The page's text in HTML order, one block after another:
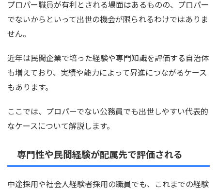
プロパー職員が有利とされる場面はあるものの、プロパー
でないからといって出世の機会が限られるわけではありま
せん。
近年は民間企業で培った経験や専門知識を評価する自治体
も増えており、実績や能力によって昇進につながるケース
もあります。
ここでは、プロパーでない公務員でも出世しやすい代表的
なケースについて解説します。
専門性や民間経験が配属先で評価される
中途採用や社会人経験者採用の職員でも、これまでの経験